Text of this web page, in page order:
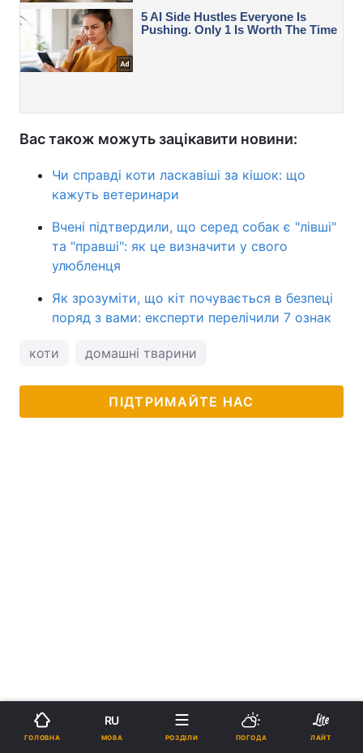
Вас також можуть зацікавити новини:
Чи справді коти ласкавіші за кішок: що
кажуть ветеринари
Вчені підтвердили, що серед собак є "лівші"
та "правші": як це визначити у свого
улюбленця
Як зрозуміти, що кіт почувається в безпеці
поряд з вами: експерти перелічили 7 ознак
коти домашні тварини
ПІДТРИМАЙТЕ НАС
ГОЛОВНА
RU
МОВА РОЗДІЛИ ПОГОДА ЛАЙТ